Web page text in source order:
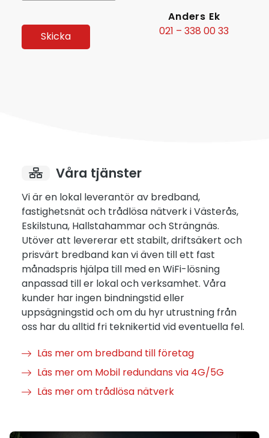
Anders Ek
021 – 338 00 33
Våra tjänster
Vi är en lokal leverantör av bredband,
fastighetsnät och trådlösa nätverk i Västerås,
Eskilstuna, Hallstahammar och Strängnäs.
Utöver att levererar ett stabilt, driftsäkert och
prisvärt bredband kan vi även till ett fast
månadspris hjälpa till med en WiFi-lösning
anpassad till er lokal och verksamhet. Våra
kunder har ingen bindningstid eller
uppsägningstid och om du hyr utrustning från
oss har du alltid fri teknikertid vid eventuella fel.
Läs mer om bredband till företag
Läs mer om Mobil redundans via 4G/5G
Läs mer om trådlösa nätverk